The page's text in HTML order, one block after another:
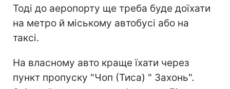
Тоді до аеропорту ще треба буде доїхати
на метро й міському автобусі або на
таксі.
На власному авто краще їхати через
пункт пропуску "Чоп (Тиса) " Захонь".